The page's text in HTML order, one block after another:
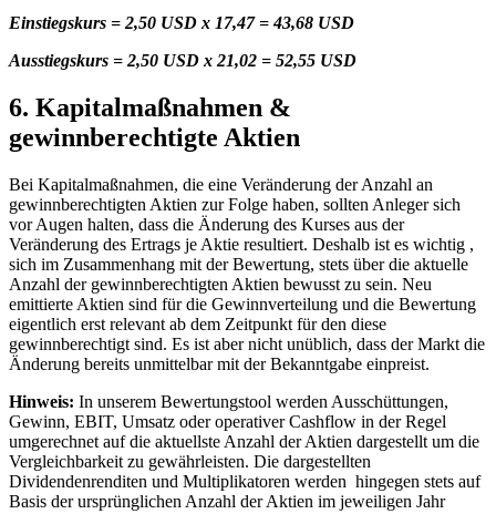
Einstiegskurs = 2,50 USD x 17,47 = 43,68 USD
Ausstiegskurs = 2,50 USD x 21,02 = 52,55 USD
6. Kapitalmaßnahmen &
gewinnberechtigte Aktien
Bei Kapitalmaßnahmen, die eine Veränderung der Anzahl an
gewinnberechtigten Aktien zur Folge haben, sollten Anleger sich
vor Augen halten, dass die Änderung des Kurses aus der
Veränderung des Ertrags je Aktie resultiert. Deshalb ist es wichtig ,
sich im Zusammenhang mit der Bewertung, stets über die aktuelle
Anzahl der gewinnberechtigten Aktien bewusst zu sein. Neu
emittierte Aktien sind für die Gewinnverteilung und die Bewertung
eigentlich erst relevant ab dem Zeitpunkt für den diese
gewinnberechtigt sind. Es ist aber nicht unüblich, dass der Markt die
Änderung bereits unmittelbar mit der Bekanntgabe einpreist.
Hinweis: In unserem Bewertungstool werden Ausschüttungen,
Gewinn, EBIT, Umsatz oder operativer Cashflow in der Regel
umgerechnet auf die aktuellste Anzahl der Aktien dargestellt um die
Vergleichbarkeit zu gewährleisten. Die dargestellten
Dividendenrenditen und Multiplikatoren werden hingegen stets auf
Basis der ursprünglichen Anzahl der Aktien im jeweiligen Jahr